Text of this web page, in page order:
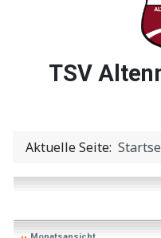
TSV
Aktuelle Seite: